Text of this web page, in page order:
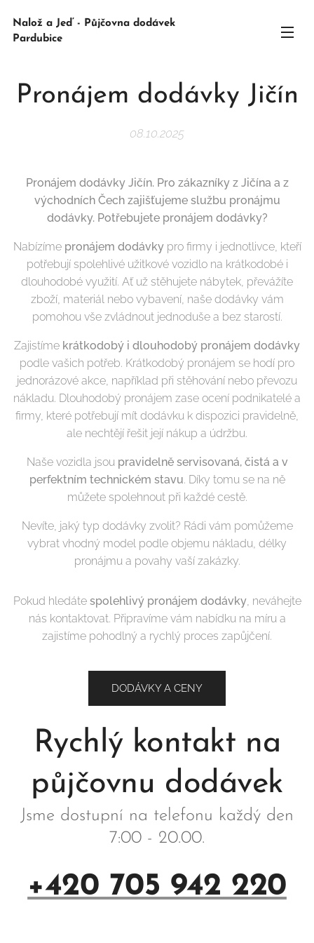
Nalož a Jeď - Půjčovna dodávek
Pardubice
Pronájem dodávky Jičín
08.10.2025
Pronájem dodávky Jičín. Pro zákazníky z Jičína a z
východních Čech zajišťujeme službu pronájmu
dodávky. Potřebujete pronájem dodávky?
Nabízíme pronájem dodávky pro firmy i jednotlivce, kteří
potřebují spolehlivé užitkové vozidlo na krátkodobé i
dlouhodobé využití. Ať už stěhujete nábytek, převážíte
zboží, materiál nebo vybavení, naše dodávky vám
pomohou vše zvládnout jednoduše a bez starostí.
Zajistíme krátkodobý i dlouhodobý pronájem dodávky
podle vašich potřeb. Krátkodobý pronájem se hodí pro
jednorázové akce, například při stěhování nebo převozu
nákladu. Dlouhodobý pronájem zase ocení podnikatelé a
firmy, které potřebují mít dodávku k dispozici pravidelně,
ale nechtějí řešit její nákup a údržbu.
Naše vozidla jsou pravidelně servisovaná, čistá a v
perfektním technickém stavu. Díky tomu se na ně
můžete spolehnout při každé cestě.
Nevíte, jaký typ dodávky zvolit? Rádi vám pomůžeme
vybrat vhodný model podle objemu nákladu, délky
pronájmu a povahy vaší zakázky.
Pokud hledáte spolehlivý pronájem dodávky, neváhejte
nás kontaktovat. Připravíme vám nabídku na míru a
zajistíme pohodlný a rychlý proces zapůjčení.
DODÁVKY A CENY
Rychlý kontakt na
půjčovnu dodávek
Jsme dostupní na telefonu každý den
7:00 - 20.00.
+420 705 942 220